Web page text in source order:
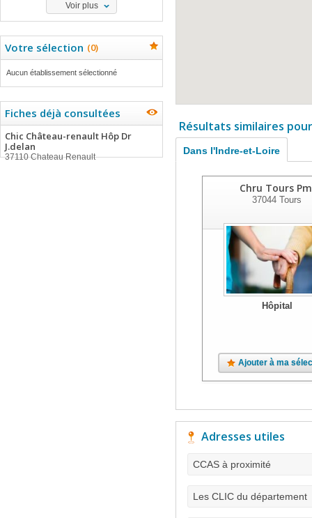
Voir plus
Votre sélection (0)
Aucun établissement sélectionné
Fiches déjà consultées
Chic Château-renault Hôp Dr
J.delan
37110 Chateau Renault
Résultats similaires
Dans l'Indre-et-Loire
Chru Tours
37044 Tours
Hôpital
Ajouter à ma
Adresses utiles
CCAS à proximité
Les CLIC du département